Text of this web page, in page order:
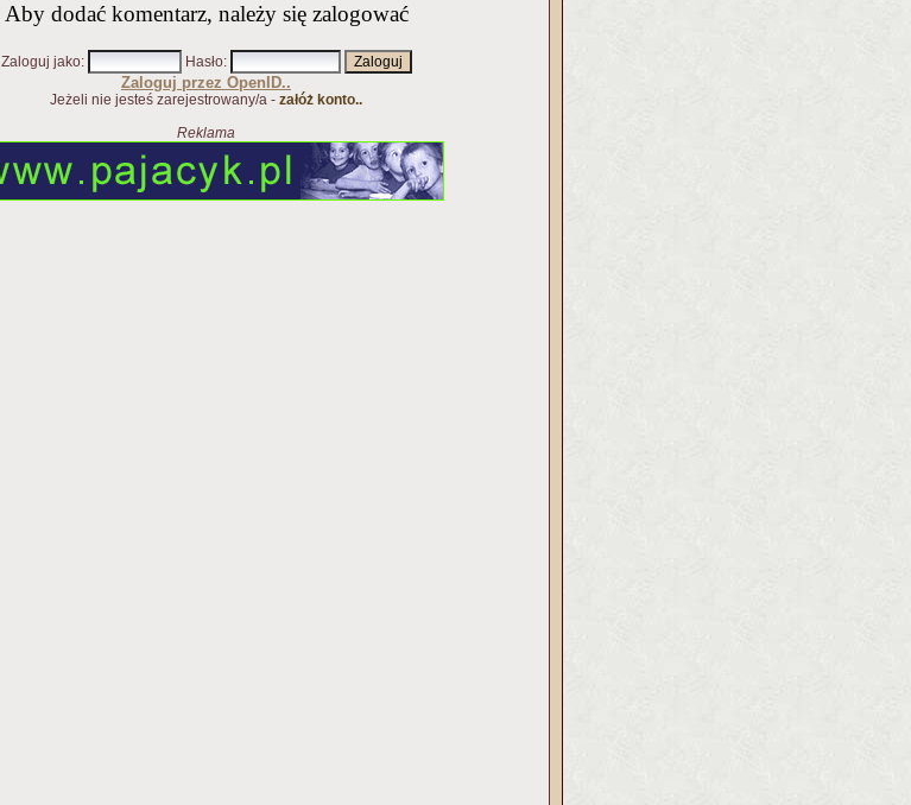
Aby dodać komentarz, należy się zalogować
Zaloguj jako: Hasło:
Zaloguj przez OpenID..
Jeżeli nie jesteś zarejestrowany/a - załóż konto..
Reklama